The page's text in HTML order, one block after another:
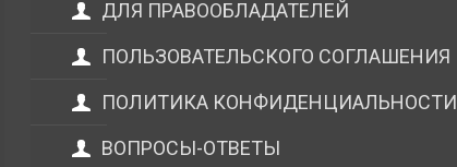
ДЛЯ ПРАВООБЛАДАТЕЛЕЙ
ПОЛЬЗОВАТЕЛЬСКОГО СОГЛАШЕНИЯ
ПОЛИТИКА КОНФИДЕНЦИАЛЬНОСТИ
ВОПРОСЫ-ОТВЕТЫ